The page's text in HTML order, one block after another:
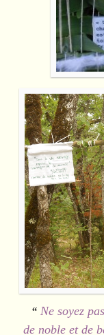
“ Ne soyez
de noble et de